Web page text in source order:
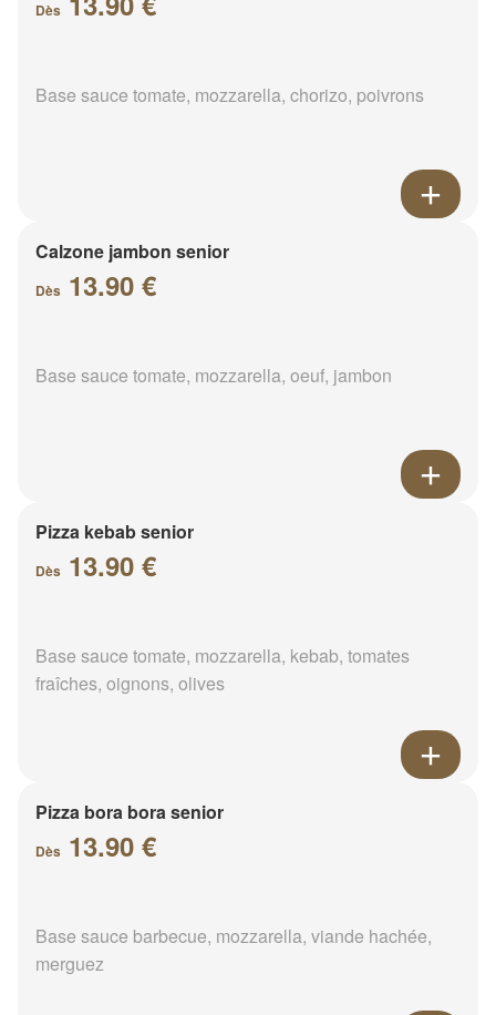
Dès
Base sauce tomate, mozzarella, chorizo, poivrons
Calzone jambon senior
Dès 13.90 €
Base sauce tomate, mozzarella, oeuf, jambon
Pizza kebab senior
Dès 13.90 €
Base sauce tomate, mozzarella, kebab, tomates
fraîches, oignons, olives
Pizza bora bora senior
Dès 13.90 €
Base sauce barbecue, mozzarella, viande hachée,
merguez